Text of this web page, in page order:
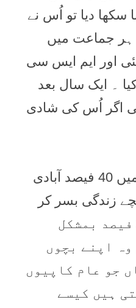
سکھا ديا تو اُس نے
ہر جماعت ميں
اور ايم ايس سی
۔ ايک سال بعد
اگر اُس کی شادی
ہمارا معاشرہ جس ميں 40 فيصد آبادی
زندگی بسر کر
رہی ہے اور مزيد 20 فيصد بمشکل
اپنے بچوں
جو عام کاپيوں
ہيں کيسے